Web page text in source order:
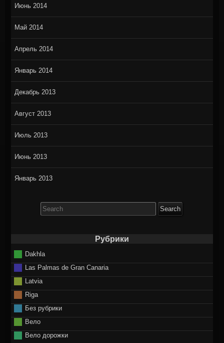
Июнь 2014
Май 2014
Апрель 2014
Январь 2014
Декабрь 2013
Август 2013
Июль 2013
Июнь 2013
Январь 2013
for:
Рубрики
Dakhla
Las Palmas de Gran Canaria
Latvia
Riga
Без рубрики
Вело
Вело дорожки